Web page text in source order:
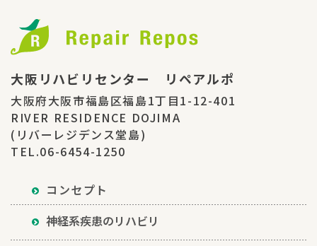
大阪リハビリセンター リペアルポ
大阪府大阪市福島区福島1丁目1-12-401
RIVER RESIDENCE DOJIMA
(リバーレジデンス堂島)
TEL.06-6454-1250
コンセプト
神経系疾患のリハビリ